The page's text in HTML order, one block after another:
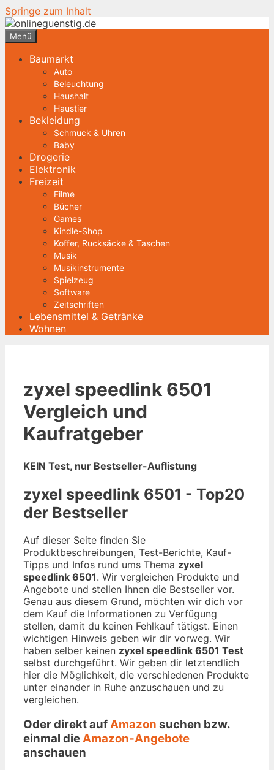
Springe zum Inhalt
Menü
Baumarkt
Auto
Beleuchtung
Haushalt
Haustier
Bekleidung
Schmuck & Uhren
Baby
Drogerie
Elektronik
Freizeit
Filme
Bücher
Games
Kindle-Shop
Koffer, Rucksäcke & Taschen
Musik
Musikinstrumente
Spielzeug
Software
Zeitschriften
Lebensmittel & Getränke
Wohnen
zyxel speedlink 6501
Vergleich und
Kaufratgeber
KEIN Test, nur Bestseller-Auflistung
zyxel speedlink 6501 - Top20
der Bestseller
Auf dieser Seite finden Sie
Produktbeschreibungen, Test-Berichte, Kauf-
Tipps und Infos rund ums Thema zyxel
speedlink 6501. Wir vergleichen Produkte und
Angebote und stellen Ihnen die Bestseller vor.
Genau aus diesem Grund, möchten wir dich vor
dem Kauf die Informationen zu Verfügung
stellen, damit du keinen Fehlkauf tätigst. Einen
wichtigen Hinweis geben wir dir vorweg. Wir
haben selber keinen zyxel speedlink 6501 Test
selbst durchgeführt. Wir geben dir letztendlich
hier die Möglichkeit, die verschiedenen Produkte
unter einander in Ruhe anzuschauen und zu
vergleichen.
Oder direkt aufAmazon suchen bzw.
einmal dieAmazon-Angebote
anschauen